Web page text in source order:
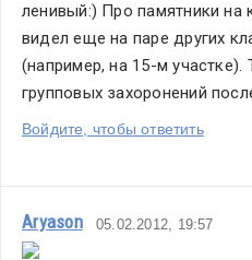
ленивый:) Про памятники на
видел еще на паре других
(например, на 15-м участке).
групповых захоронений
Войдите, чтобы ответить
Aryason 05.02.2012, 19:57